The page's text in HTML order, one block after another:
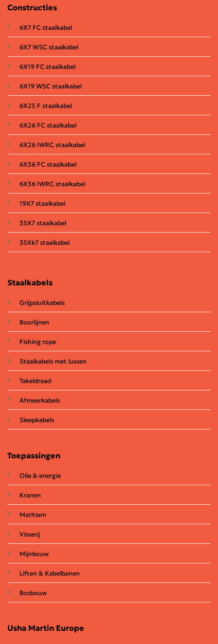
Staalkabels
Grijpsluitkabels
Boorlijnen
Fishing rope
Staalkabels met lussen
Takeldraad
Afmeerkabels
Sleepkabels
Toepassingen
Olie & energie
Kranen
Maritiem
Visserij
Mijnbouw
Liften & Kabelbanen
Bosbouw
Usha Martin Europe
Constructies
6X7 FC staalkabel
6X7 WSC staalkabel
6X19 FC staalkabel
6X19 WSC staalkabel
6X25 F staalkabel
6X26 FC staalkabel
6X26 IWRC staalkabel
6X36 FC staalkabel
6X36 IWRC staalkabel
19X7 staalkabel
35X7 staalkabel
35Xk7 staalkabel